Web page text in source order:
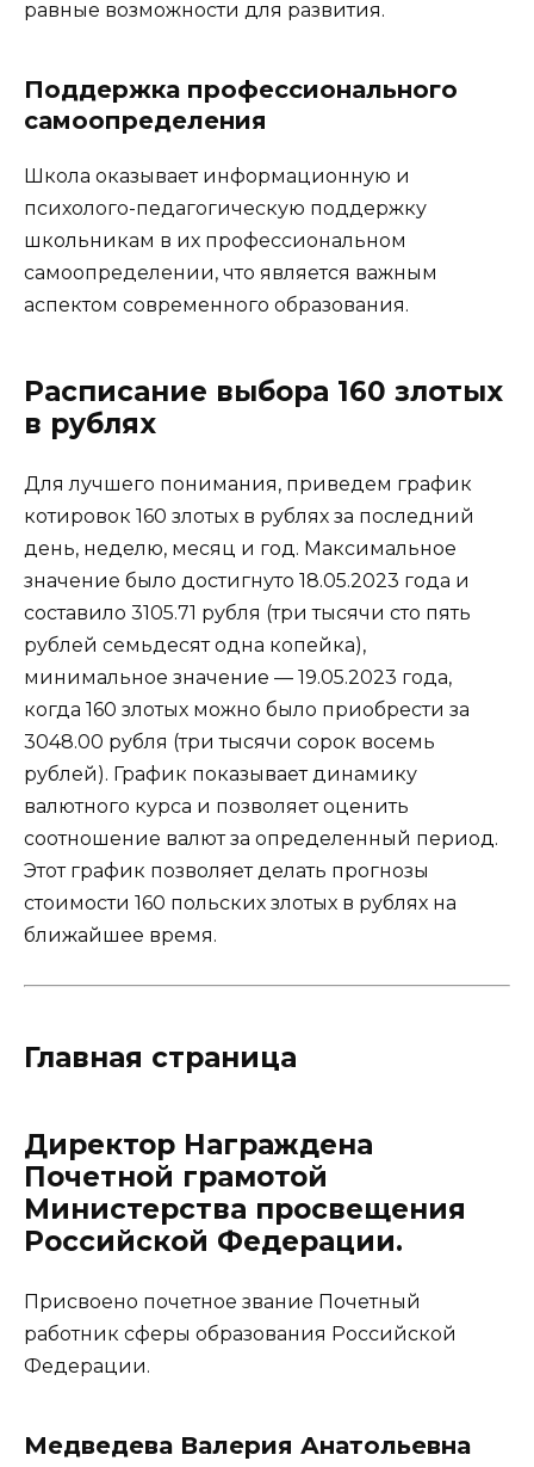
равные возможности для развития.
Поддержка профессионального
самоопределения
Школа оказывает информационную и
психолого-педагогическую поддержку
школьникам в их профессиональном
самоопределении, что является важным
аспектом современного образования.
Расписание выбора 160 злотых
в рублях
Для лучшего понимания, приведем график
котировок 160 злотых в рублях за последний
день, неделю, месяц и год. Максимальное
значение было достигнуто 18.05.2023 года и
составило 3105.71 рубля (три тысячи сто пять
рублей семьдесят одна копейка),
минимальное значение — 19.05.2023 года,
когда 160 злотых можно было приобрести за
3048.00 рубля (три тысячи сорок восемь
рублей). График показывает динамику
валютного курса и позволяет оценить
соотношение валют за определенный период.
Этот график позволяет делать прогнозы
стоимости 160 польских злотых в рублях на
ближайшее время.
Главная страница
Директор Награждена
Почетной грамотой
Министерства просвещения
Российской Федерации.
Присвоено почетное звание Почетный
работник сферы образования Российской
Федерации.
Медведева Валерия Анатольевна